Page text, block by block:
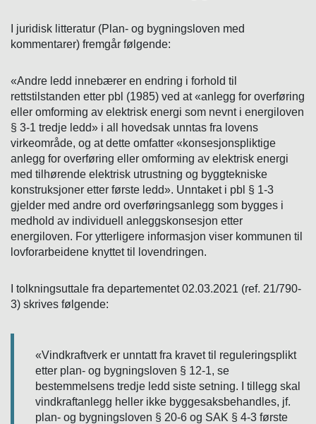
I juridisk litteratur (Plan- og bygningsloven med
kommentarer) fremgår følgende:
«Andre ledd innebærer en endring i forhold til
rettstilstanden etter pbl (1985) ved at «anlegg for overføring
eller omforming av elektrisk energi som nevnt i energiloven
§ 3-1 tredje ledd» i all hovedsak unntas fra lovens
virkeområde, og at dette omfatter «konsesjonspliktige
anlegg for overføring eller omforming av elektrisk energi
med tilhørende elektrisk utrustning og byggtekniske
konstruksjoner etter første ledd». Unntaket i pbl § 1-3
gjelder med andre ord overføringsanlegg som bygges i
medhold av individuell anleggskonsesjon etter
energiloven. For ytterligere informasjon viser kommunen til
lovforarbeidene knyttet til lovendringen.
I tolkningsuttale fra departementet 02.03.2021 (ref. 21/790-
3) skrives følgende:
«Vindkraftverk er unntatt fra kravet til reguleringsplikt
etter plan- og bygningsloven § 12-1, se
bestemmelsens tredje ledd siste setning. I tillegg skal
vindkraftanlegg heller ikke byggesaksbehandles, jf.
plan- og bygningsloven § 20-6 og SAK § 4-3 første